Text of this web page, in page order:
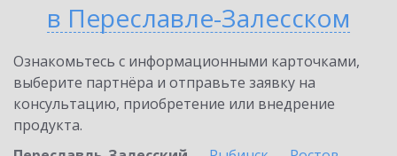
в Переславле-Залесском
Ознакомьтесь с информационными карточками,
выберите партнёра и отправьте заявку на
консультацию, приобретение или внедрение
продукта.